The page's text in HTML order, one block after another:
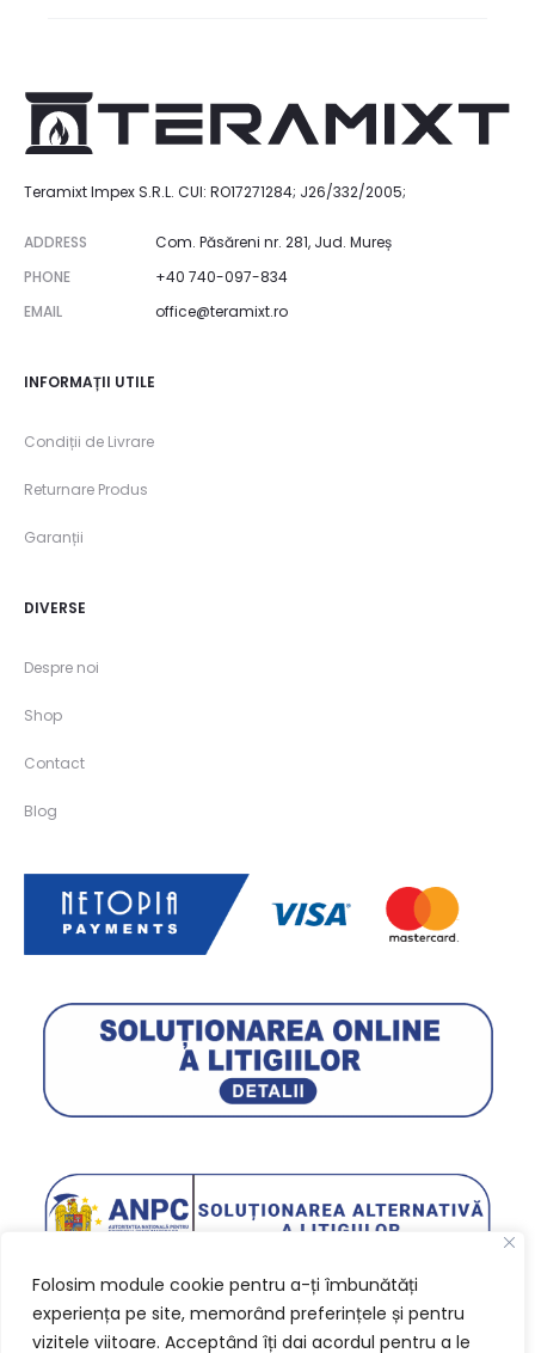
Folosim module cookie pentru a-ți îmbunătăți
experiența pe site, memorând preferințele și pentru
vizitele viitoare. Acceptând îți dai acordul pentru a le
Teramixt Impex S.R.L. CUI: RO17271284; J26/332/2005;
ADDRESS
Com. Păsăreni nr. 281, Jud. Mureș
PHONE
+40 740-097-834
EMAIL
office@teramixt.ro
INFORMAȚII UTILE
Condiții de Livrare
Returnare Produs
Garanții
DIVERSE
Despre noi
Shop
Contact
Blog